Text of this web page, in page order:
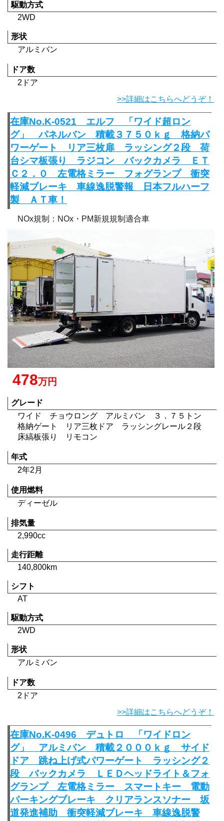
駆動方式
2WD
形状
アルミバン
ドア数
2ドア
>>詳細はこちらへどうぞ！
在庫No.K-0521 エルフ 「ワイド超ロン
グ」 パネルバン 積載３７５０ｋｇ 格納パ
ワーゲート リア三枚扉 ラッシング２段 荷
台シマ板張り ラジコン バックカメラ ＥＴ
Ｃ２．０ 左電格ミラー フォグランプ 衝突
軽減ブレーキ 車線逸脱警報 日本フルハーフ
製 ＡＴ車！
NOx規制：NOx・PM新規規制適合車
478万円
グレード
ワイド チョウロング アルミバン ３．７５トン
格納ゲート リア三枚ドア ラッシングレール２段
床縞板張り リモコン
年式
2年2月
使用燃料
ディーゼル
排気量
2,990cc
走行距離
140,800km
シフト
AT
駆動方式
2WD
形状
アルミバン
ドア数
2ドア
>>詳細はこちらへどうぞ！
在庫No.K-0496 デュトロ 「ワイドロン
グ」 アルミバン 積載２０００ｋｇ サイド
ドア 跳ね上げ式パワーゲート ラッシング２
段 バックカメラ ＬＥＤヘッドライト＆フォ
グランプ 左電格ミラー スマートキー 電動
パーキングブレーキ クリアランスソナー 坂
道発進補助 衝突軽減ブレーキ 車線逸脱警